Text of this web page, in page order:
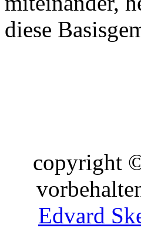
diese
copyright
Edvard